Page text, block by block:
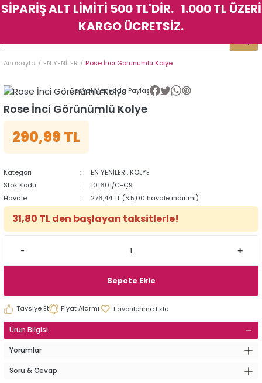
Geri Dön
Geri Dön
Geri Dön
Geri Dön
Geri Dön
Geri Dön
Anasayfa EN YENİLER Rose İnci Görünümlü Kolye
Sosyal Medyada Paylaş
Rose İnci Görünümlü Kolye
290,99 TL
Kategori EN YENİLER , KOLYE
Stok Kodu
101601/C-Ç9
Havale
276,44 TL (%5,00 havale indirimi)
31,80 TL den başlayan taksitlerle!
Sepete Ekle
Tavsiye Et Fiyat Alarmı
Ürün Bilgisi
Yorumlar
Soru & Cevap
Geri Dön
Geri Dön
Geri Dön
Geri Dön
Geri Dön
Geri Dön
SİPARİŞ ALT LİMİTİ 500 TL'DİR. 1.000 TL ÜZERİ
KARGO ÜCRETSİZ.